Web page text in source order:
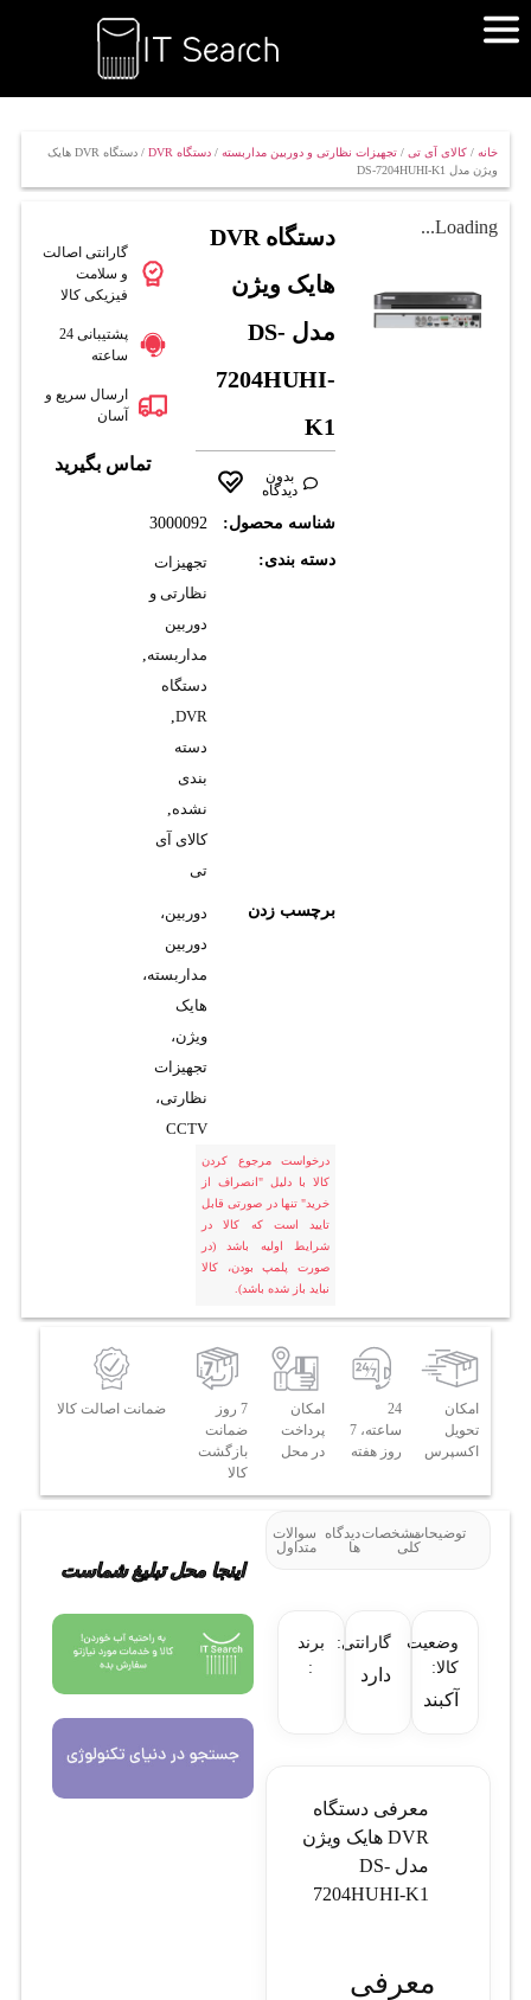
خانه/ کالای آی تی/ تجهیزات نظارتی و دوربین مداربسته/ دستگاه DVR
/ دستگاه DVR هایک
ویژن مدل DS-7204HUHI-K1
Loading...
دستگاه DVR
هایک ویژن
مدل DS-
7204HUHI-
K1
بدون
دیدگاه
شناسه محصول: 3000092
دسته بندی:
تجهیزات
نظارتی و
دوربین
مداربسته,
دستگاه
DVR
,
دسته
بندی
نشده,
کالای آی
تی
برچسب زدن
دوربین،
دوربین
مداربسته،
هایک
ویژن،
تجهیزات
نظارتی،
CCTV
درخواست مرجوع کردن
کالا با دلیل "انصراف از
خرید" تنها در صورتی قابل
تایید است که کالا در
شرایط اولیه باشد (در
صورت پلمپ بودن، کالا
نباید باز شده باشد).
گارانتی اصالت
و سلامت
فیزیکی کالا
پشتیبانی 24
ساعته
ارسال سریع و
آسان
تماس بگیرید
امکان
تحویل
اکسپرس
24
ساعته، 7
روز هفته
امکان
پرداخت
در محل
7 روز
ضمانت
بازگشت
کالا
ضمانت اصالت کالا
توضیحاتمشخصات
کلی
دیدگاه
ها
سوالات
متداول
وضعیت
کالا:
آکبند
گارانتی:
دارد
برند
:
معرفی دستگاه
DVR هایک ویژن
مدل DS-
7204HUHI-K1
معرفی
اینجا محل تبلیغ شماست